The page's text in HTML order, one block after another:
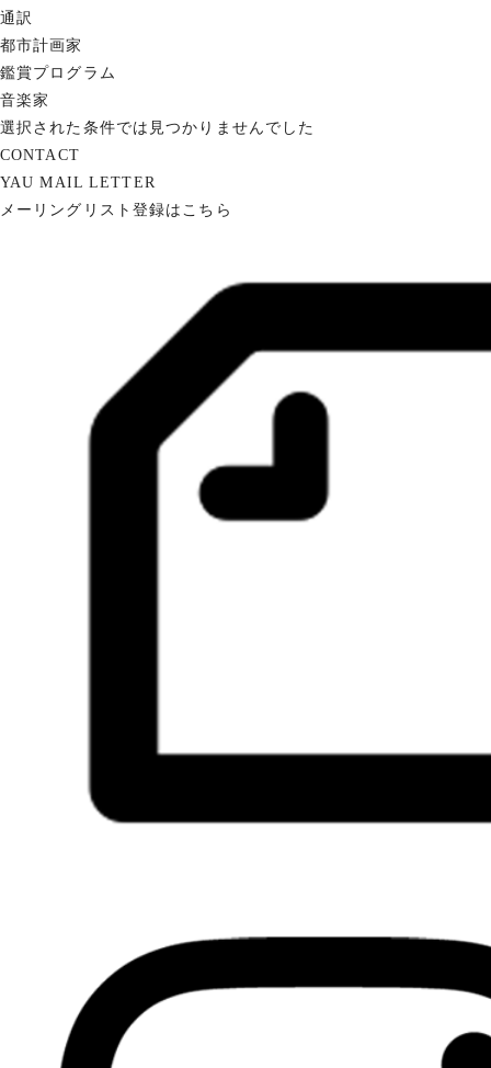
通訳
都市計画家
鑑賞プログラム
音楽家
選択された条件では見つかりませんでした
CONTACT
YAU MAIL LETTER
メーリングリスト登録はこちら